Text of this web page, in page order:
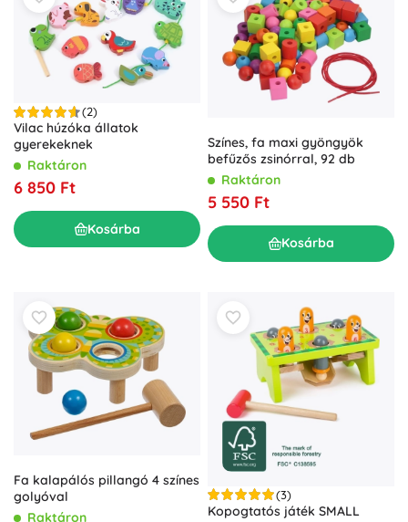
(2)
Vilac húzóka állatok
gyerekeknek
Raktáron
6 850 Ft
Kosárba
Színes, fa maxi gyöngyök
befűzős zsinórral, 92 db
Raktáron
5 550 Ft
Kosárba
Fa kalapálós pillangó 4 színes
golyóval
Raktáron
(3)
Kopogtatós játék SMALL